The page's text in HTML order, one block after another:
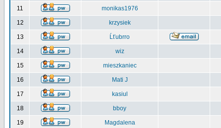
11 monikas1976
12 krzysiek
13 Ĺťubrro
14 wiz
15 mieszkaniec
16 Mati J
17 kasiul
18 bboy
19 Magdalena